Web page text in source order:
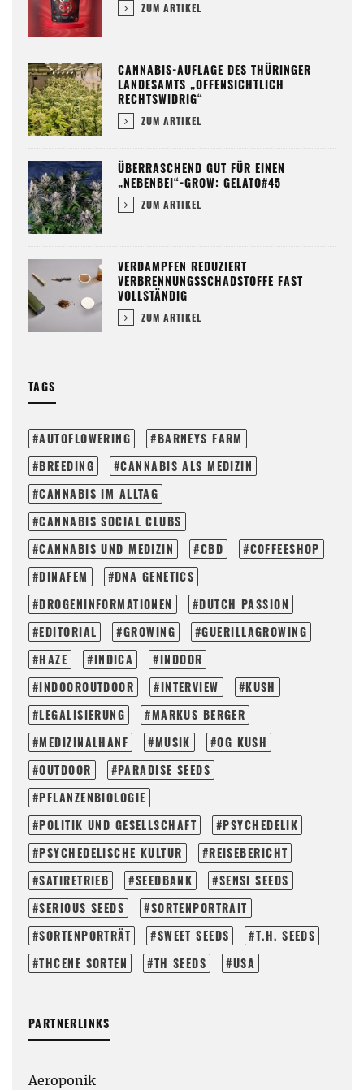
ZUM ARTIKEL
CANNABIS-AUFLAGE DES THÜRINGER
LANDESAMTS „OFFENSICHTLICH
RECHTSWIDRIG“
ZUM ARTIKEL
ÜBERRASCHEND GUT FÜR EINEN
„NEBENBEI“-GROW: GELATO#45
ZUM ARTIKEL
VERDAMPFEN REDUZIERT
VERBRENNUNGSSCHADSTOFFE FAST
VOLLSTÄNDIG
ZUM ARTIKEL
TAGS
AUTOFLOWERING
BARNEYS FARM
BREEDING
CANNABIS ALS MEDIZIN
CANNABIS IM ALLTAG
CANNABIS SOCIAL CLUBS
CANNABIS UND MEDIZIN
CBD
COFFEESHOP
DINAFEM
DNA GENETICS
DROGENINFORMATIONEN
DUTCH PASSION
EDITORIAL
GROWING
GUERILLAGROWING
HAZE
INDICA
INDOOR
INDOOROUTDOOR
INTERVIEW
KUSH
LEGALISIERUNG
MARKUS BERGER
MEDIZINALHANF
MUSIK
OG KUSH
OUTDOOR
PARADISE SEEDS
PFLANZENBIOLOGIE
POLITIK UND GESELLSCHAFT
PSYCHEDELIK
PSYCHEDELISCHE KULTUR
REISEBERICHT
SATIRETRIEB
SEEDBANK
SENSI SEEDS
SERIOUS SEEDS
SORTENPORTRAIT
SORTENPORTRÄT
SWEET SEEDS
T.H. SEEDS
THCENE SORTEN
TH SEEDS USA
PARTNERLINKS
Aeroponik